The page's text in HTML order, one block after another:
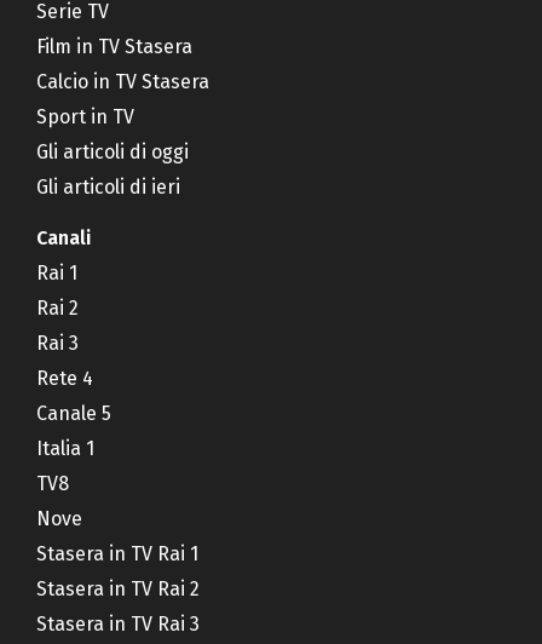
Serie TV
Film in TV Stasera
Calcio in TV Stasera
Sport in TV
Gli articoli di oggi
Gli articoli di ieri
Canali
Rai 1
Rai 2
Rai 3
Rete 4
Canale 5
Italia 1
TV8
Nove
Stasera in TV Rai 1
Stasera in TV Rai 2
Stasera in TV Rai 3